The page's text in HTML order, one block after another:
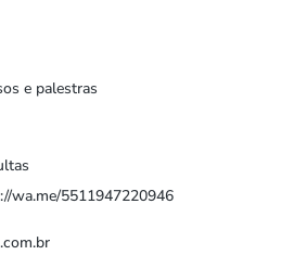
e palestras
wa.me/5511947220946